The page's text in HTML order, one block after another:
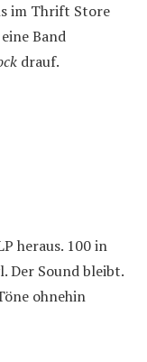
im Thrift Store
Band
drauf.
heraus. 100 in
Der Sound bleibt.
ohnehin